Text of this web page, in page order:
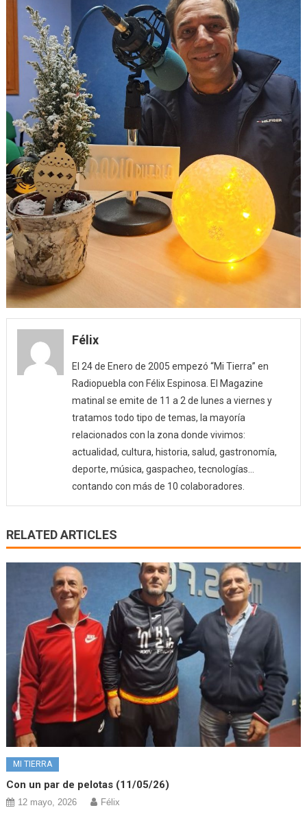
Félix
El 24 de Enero de 2005 empezó “Mi Tierra” en
Radiopuebla con Félix Espinosa. El Magazine
matinal se emite de 11 a 2 de lunes a viernes y
tratamos todo tipo de temas, la mayoría
relacionados con la zona donde vivimos:
actualidad, cultura, historia, salud, gastronomía,
deporte, música, gaspacheo, tecnologías…
contando con más de 10 colaboradores.
RELATED ARTICLES
MI TIERRA
Con un par de pelotas (11/05/26)
12 mayo, 2026 Félix